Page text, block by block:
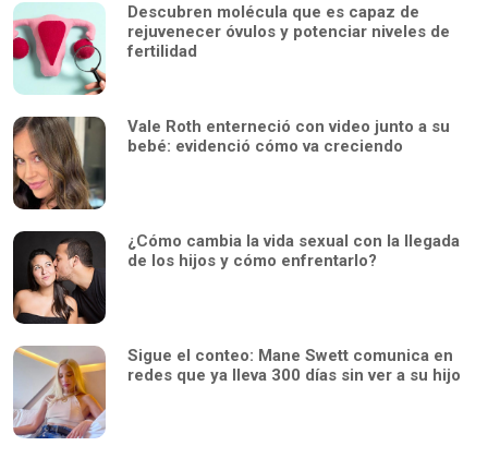
Descubren molécula que es capaz de
rejuvenecer óvulos y potenciar niveles de
fertilidad
Vale Roth enterneció con video junto a su
bebé: evidenció cómo va creciendo
¿Cómo cambia la vida sexual con la llegada
de los hijos y cómo enfrentarlo?
Sigue el conteo: Mane Swett comunica en
redes que ya lleva 300 días sin ver a su hijo